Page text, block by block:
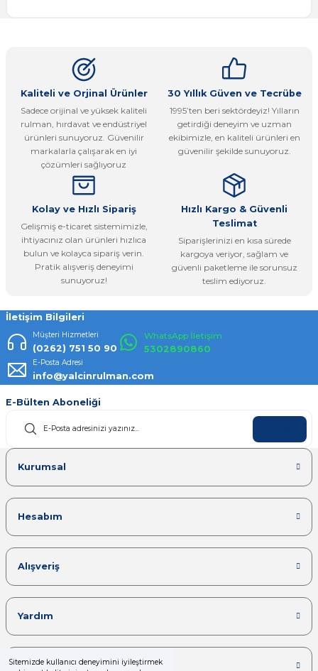
Sitemizde kullanıcı deneyimini iyileştirmek
Görüş ve önerileriniz için teşekkür ederiz.
Ürün resmi kalitesiz, bozuk veya görüntülenemiyor.
Ürün açıklamasında eksik bilgiler bulunuyor.
Ürün bilgilerinde hatalar bulunuyor.
Ürün fiyatı diğer sitelerden daha pahalı.
Bu ürüne benzer farklı alternatifler olmalı.
Gönder
Kaliteli ve Orjinal Ürünler
Sadece orijinal ve yüksek kaliteli
rulman, hırdavat ve endüstriyel
ürünleri sunuyoruz. Güvenilir
markalarla çalışarak en iyi
çözümleri sağlıyoruz
30 Yıllık Güven ve Tecrübe
1995’ten beri sektördeyiz! Yılların
getirdiği deneyim ve uzman
ekibimizle, en kaliteli ürünleri en
güvenilir şekilde sunuyoruz.
Kolay ve Hızlı Sipariş
Gelişmiş e-ticaret sistemimizle,
ihtiyacınız olan ürünleri hızlıca
bulun ve kolayca sipariş verin.
Pratik alışveriş deneyimi
sunuyoruz!
Hızlı Kargo & Güvenli
Teslimat
Siparişlerinizi en kısa sürede
kargoya veriyor, sağlam ve
güvenli paketleme ile sorunsuz
teslim ediyoruz.
İletişim Bilgileri
Müşteri Hizmetleri
(0262) 751 50 90
WhatsApp İletişim
5302890860
E-Posta Adresi
info@yalcinrulman.com
E-Bülten Aboneliği
Kurumsal
Hesabım
Alışveriş
Yardım
Kategoriler